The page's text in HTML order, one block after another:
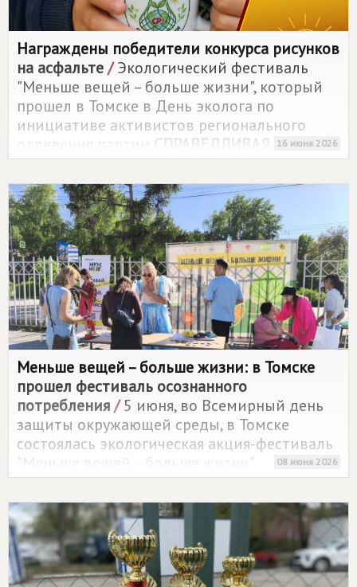
Награждены победители конкурса рисунков
на асфальте/Экологический фестиваль
"Меньше вещей – больше жизни", который
прошел в Томске в День эколога по
инициативе активистов регионального
СПРАВЕДЛИВАЯ РОССИЯ,
оставил после себя не только собранные
крышечки и вторсырье, но и яркие рисунки
на асфальте. Мы обещали детям, что их
творчество не останется незамеченным, и
вот теперь пришло время награждать
победителей конкурса.
16 июня 2026
Меньше вещей – больше жизни: в Томске
прошел фестиваль осознанного
потребления/5 июня, во Всемирный день
защиты окружающей среды, в Томске
состоялась экологическая акция-фестиваль
"Меньше вещей – больше жизни".
08 июня 2026